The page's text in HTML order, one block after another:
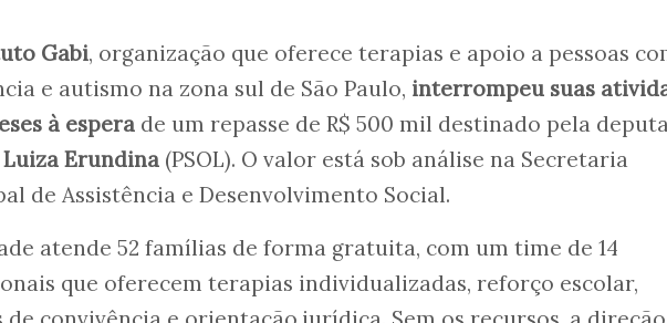
Gabi, organização que oferece terapias e apoio a pessoas
e autismo na zona sul de São Paulo, interrompeu suas
à espera de um repasse de R$ 500 mil destinado pela
Luiza Erundina (PSOL). O valor está sob análise na Secretaria
de Assistência e Desenvolvimento Social.
atende 52 famílias de forma gratuita, com um time de 14
que oferecem terapias individualizadas, reforço escolar,